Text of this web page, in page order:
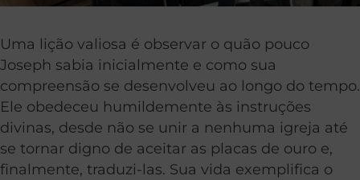
Uma lição valiosa é observar o quão pouco
Joseph sabia inicialmente e como sua
compreensão se desenvolveu ao longo do tempo.
Ele obedeceu humildemente às instruções
divinas, desde não se unir a nenhuma igreja até
se tornar digno de aceitar as placas de ouro e,
finalmente, traduzi-las. Sua vida exemplifica o